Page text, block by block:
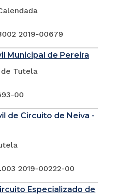
2019-00679
Municipal de Pereira
de Tutela
00
de Circuito de Neiva -
2019-00222-00
Especializado de